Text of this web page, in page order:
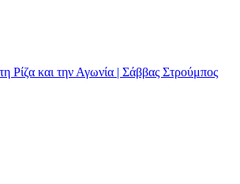
Ρίζα και την Αγωνία | Σάββας Στρούμπος